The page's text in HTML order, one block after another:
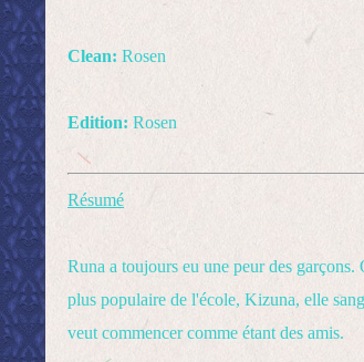
Clean: Rosen
Edition: Rosen
Résumé
Runa a toujours eu une peur des
plus populaire de l'école, Kizuna, elle
veut commencer comme étant des amis.